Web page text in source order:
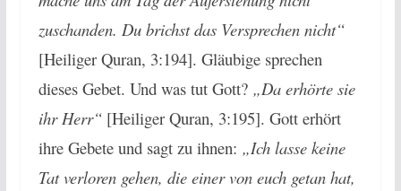
zuschanden. Du brichst das Versprechen nicht“
[Heiliger Quran, 3:194]. Gläubige sprechen
dieses Gebet. Und was tut Gott? „Da erhörte sie
ihr Herr“[Heiliger Quran, 3:195]. Gott erhört
ihre Gebete und sagt zu ihnen: „Ich lasse keine
Tat verloren gehen, die einer von euch getan hat,